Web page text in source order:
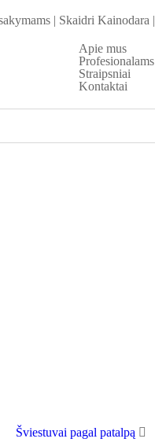
| Skaidri Kainodara |
Apie mus
Profesionalams
Straipsniai
Kontaktai
Šviestuvai pagal patalpą